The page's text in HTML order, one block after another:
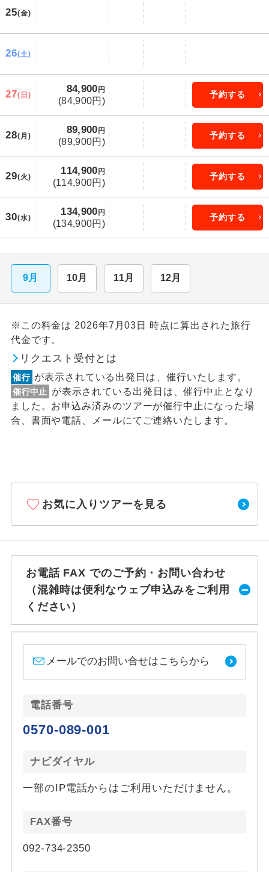
25(金)
26(土)
27(日)
84,900 円
(84,900円)
予約する
28(月)
89,900 円
(89,900円)
予約する
29(火)
114,900 円
(114,900円)
予約する
30(水)
134,900 円
(134,900円)
予約する
9月 10月 11月 12月
※この料金は 2026年7月03日 時点に算出された旅行
代金です。
リクエスト受付とは
催行 が表示されている出発日は、催行いたします。
催行中止
が表示されている出発日は、催行中止となり
ました。お申込み済みのツアーが催行中止になった場
合、書面や電話、メールにてご連絡いたします。
お気に入りツアーを見る
お電話 FAX でのご予約・お問い合わせ
（混雑時は便利なウェブ申込みをご利用
ください）
メールでのお問い合せはこちらから
電話番号
0570-089-001
ナビダイヤル
一部のIP電話からはご利用いただけません。
FAX番号
092-734-2350